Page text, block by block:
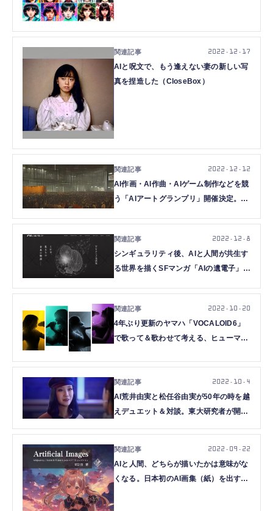
AIと呪文で、もう逢えない妻の新しい写
真を捏造した（CloseBox）
2022.12.17
AI作画・AI作曲・AIゲーム制作などを競
う「AIアートグランプリ」開催決定。グ
2022.12.12
シンギュラリティ後、AIと人間が共生す
る世界を描くSFマンガ「AIの遺電子」が
2022.12.8
4年ぶり更新のヤマハ「VOCALOID6」
で歌って＆歌わせて考える、ヒューマン
（CloseBox）
2022.10.20
AI荒井由実と松任谷由実が50年の時を越
えデュエット＆対談。東大研究者が開発
2022.10.4
AIと人間、どちらが描いたかは意味がな
くなる。日本初のAI画集（紙）を出すア
2022.09.22